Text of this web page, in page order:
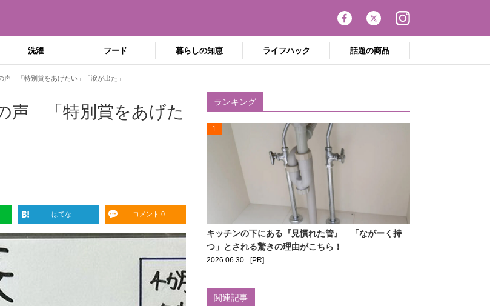
洗濯 フード 暮らしの知恵 ライフハック 話題の商品
声 「特別賞をあげたい」「涙が出た」
声 「特別賞をあげた
はてな コメント 0
ランキング
1
キッチンの下にある『見慣れた管』 「ながーく持
つ」とされる驚きの理由がこちら！
2026.06.30 [PR]
関連記事